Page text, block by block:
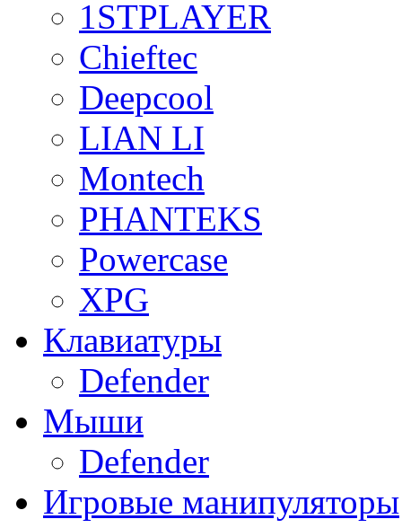
1STPLAYER
Chieftec
Deepcool
LIAN LI
Montech
PHANTEKS
Powercase
XPG
Клавиатуры
Defender
Мыши
Defender
Игровые манипуляторы